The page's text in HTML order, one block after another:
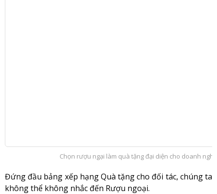
Chọn rượu ngại làm quà tặng đại diện cho doanh
Đứng đầu bảng xếp hạng Quà tặng cho đối tác, chúng ta
không thể không nhắc đến Rượu ngoại.